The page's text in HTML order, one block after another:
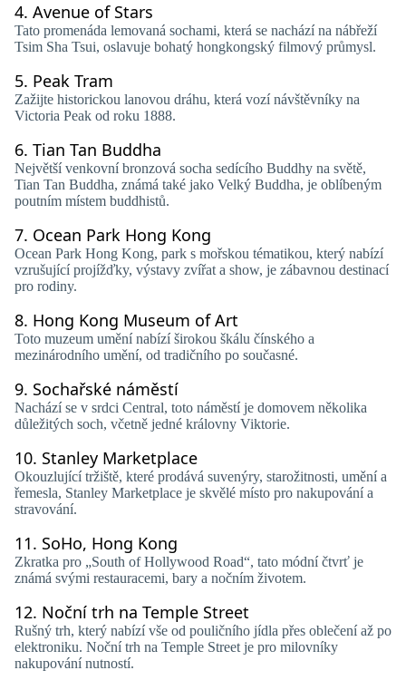
4. Avenue of Stars
Tato promenáda lemovaná sochami, která se nachází na nábřeží
Tsim Sha Tsui, oslavuje bohatý hongkongský filmový průmysl.
5. Peak Tram
Zažijte historickou lanovou dráhu, která vozí návštěvníky na
Victoria Peak od roku 1888.
6. Tian Tan Buddha
Největší venkovní bronzová socha sedícího Buddhy na světě,
Tian Tan Buddha, známá také jako Velký Buddha, je oblíbeným
poutním místem buddhistů.
7. Ocean Park Hong Kong
Ocean Park Hong Kong, park s mořskou tématikou, který nabízí
vzrušující projížďky, výstavy zvířat a show, je zábavnou destinací
pro rodiny.
8. Hong Kong Museum of Art
Toto muzeum umění nabízí širokou škálu čínského a
mezinárodního umění, od tradičního po současné.
9. Sochařské náměstí
Nachází se v srdci Central, toto náměstí je domovem několika
důležitých soch, včetně jedné královny Viktorie.
10. Stanley Marketplace
Okouzlující tržiště, které prodává suvenýry, starožitnosti, umění a
řemesla, Stanley Marketplace je skvělé místo pro nakupování a
stravování.
11. SoHo, Hong Kong
Zkratka pro „South of Hollywood Road“, tato módní čtvrť je
známá svými restauracemi, bary a nočním životem.
12. Noční trh na Temple Street
Rušný trh, který nabízí vše od pouličního jídla přes oblečení až po
elektroniku. Noční trh na Temple Street je pro milovníky
nakupování nutností.